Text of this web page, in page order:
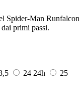
Spider-Man Runfalcon
primi passi.
24 24h
25